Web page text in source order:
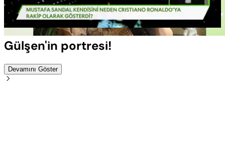
Sesi
Aç
100.00%
Oynatma
Hızı
Gülşen'in portresi!
Devamını Göster